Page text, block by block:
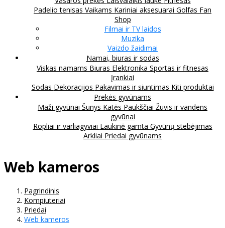
Padelio tenisas Vaikams Kariniai aksesuarai Golfas Fan
Shop
Filmai ir TV laidos
Muzika
Vaizdo žaidimai
Namai, biuras ir sodas
Viskas namams Biuras Elektronika Sportas ir fitnesas
Įrankiai
Sodas Dekoracijos Pakavimas ir siuntimas Kiti produktai
Prekės gyvūnams
Maži gyvūnai Šunys Katės Paukščiai Žuvis ir vandens
gyvūnai
Ropliai ir varliagyviai Laukinė gamta Gyvūnų stebėjimas
Arkliai Priedai gyvūnams
Web kameros
Pagrindinis
Kompiuteriai
Priedai
Web kameros